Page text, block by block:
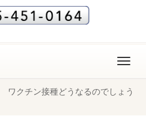
ワクチン接種どうなるのでしょう